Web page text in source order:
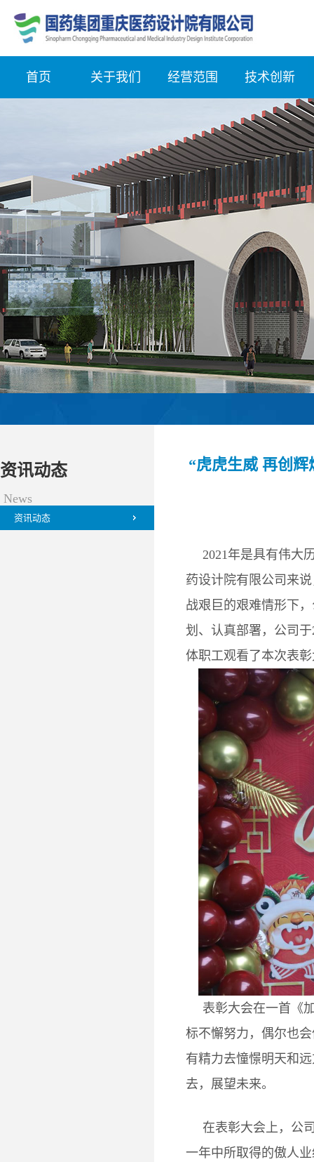
首页 关于我们 经营范围 技术创新
资讯动态
News
资讯动态
“虎虎生威 再创
2021年是具有伟大
药设计院有限公司来
战艰巨的艰难情形下
划、认真部署，公司
体职工观看了本次表
表彰大会在一首《
标不懈努力，偶尔也
有精力去憧憬明天和
去，展望未来。
在表彰大会上，公
一年中所取得的傲人